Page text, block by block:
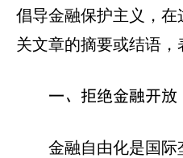
倡导金融保护主义，
关文章的摘要或结语，
一、拒绝金融开放
金融自由化是国